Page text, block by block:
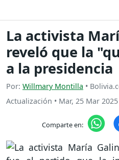
La activista
reveló que la
a la presidencia
Por: Willmary Montilla •
Actualización • Mar, 25 Mar
Comparte en: